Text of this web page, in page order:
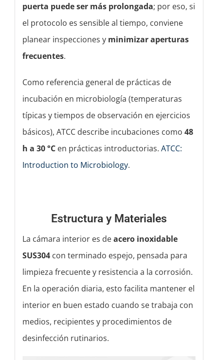
puerta puede ser más prolongada; por eso, si
el protocolo es sensible al tiempo, conviene
planear inspecciones y minimizar aperturas
frecuentes.
Como referencia general de prácticas de
incubación en microbiología (temperaturas
típicas y tiempos de observación en ejercicios
básicos), ATCC describe incubaciones como48
h a 30 °C en prácticas introductorias.ATCC:
Introduction to Microbiology.
Estructura y Materiales
La cámara interior es deacero inoxidable
SUS304 con terminado espejo, pensada para
limpieza frecuente y resistencia a la corrosión.
En la operación diaria, esto facilita mantener el
interior en buen estado cuando se trabaja con
medios, recipientes y procedimientos de
desinfección rutinarios.